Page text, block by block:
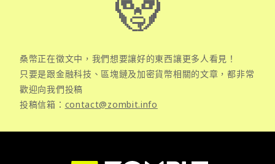
桑幣正在徵文中，我們想要讓好的東西讓更多人看見！
只要是跟金融科技、區塊鏈及加密貨幣相關的文章，都非常
歡迎向我們投稿
投稿信箱： contact@zombit.info